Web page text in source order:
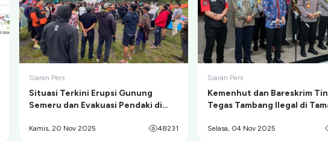
Siaran Pers
Situasi Terkini Erupsi Gunung
Semeru dan Evakuasi Pendaki di
Kamis, 20 Nov 2025 48231
Siaran Pers
Kemenhut dan Bareskrim
Tegas Tambang Ilegal di
Selasa, 04 Nov 2025